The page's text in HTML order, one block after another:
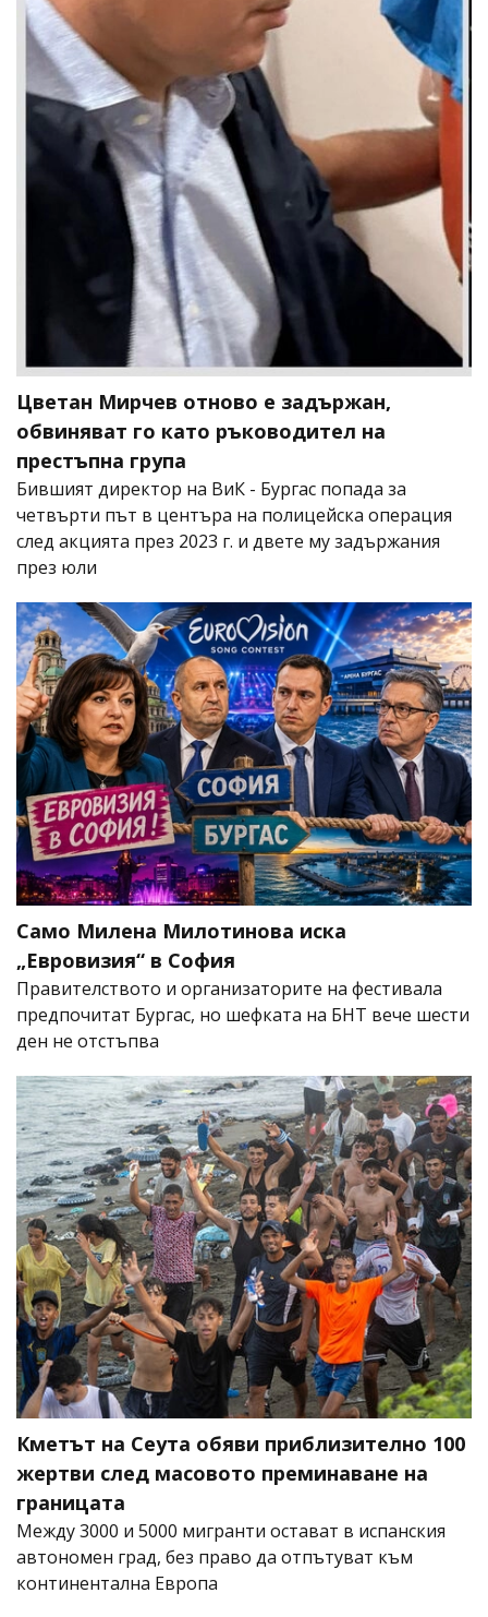
Цветан Мирчев отново е задържан,
обвиняват го като ръководител на
престъпна група
Бившият директор на ВиК - Бургас попада за
четвърти път в центъра на полицейска операция
след акцията през 2023 г. и двете му задържания
през юли
Само Милена Милотинова иска
„Евровизия“ в София
Правителството и организаторите на фестивала
предпочитат Бургас, но шефката на БНТ вече шести
ден не отстъпва
Кметът на Сеута обяви приблизително 100
жертви след масовото преминаване на
границата
Между 3000 и 5000 мигранти остават в испанския
автономен град, без право да отпътуват към
континентална Европа